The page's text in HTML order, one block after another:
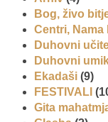
Bog, živo
Centri,
Duhovni
Duhovni
Ekadaši (9)
FESTIVALI
Gita